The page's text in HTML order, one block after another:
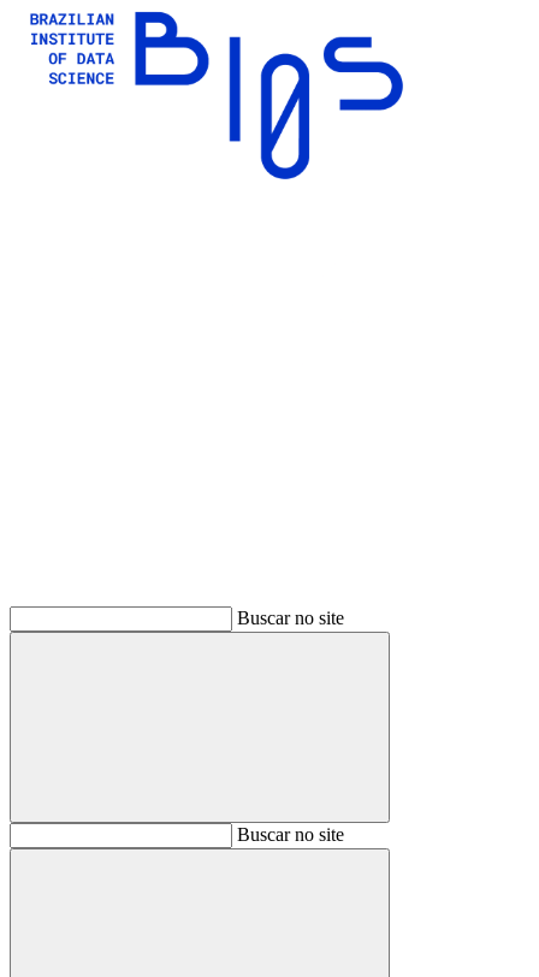
Buscar no site
BuscarBuscar no site